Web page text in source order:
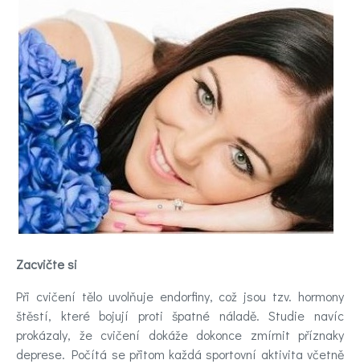
Hledáte
účinnou
pomoc
Videa
Kontakt
Registrace
Zacvičte si
Při cvičení tělo uvolňuje endorfiny, což jsou tzv. hormony
štěstí, které bojují proti špatné náladě. Studie navíc
prokázaly, že cvičení dokáže dokonce zmírnit příznaky
deprese. Počítá se přitom každá sportovní aktivita včetně